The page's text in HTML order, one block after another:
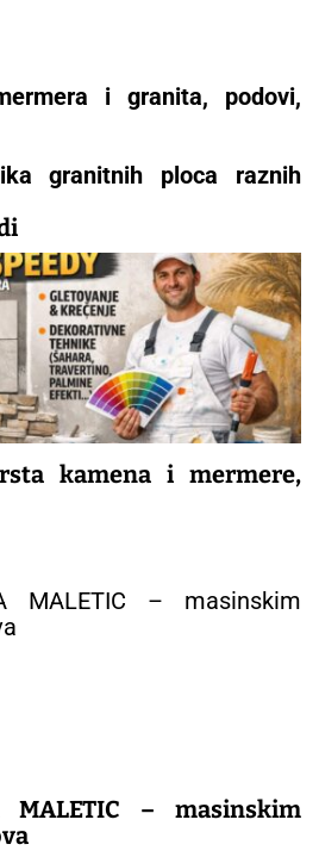
i granita, podovi,
granitnih ploca raznih
kamena i mermere,
MALETIC – masinskim